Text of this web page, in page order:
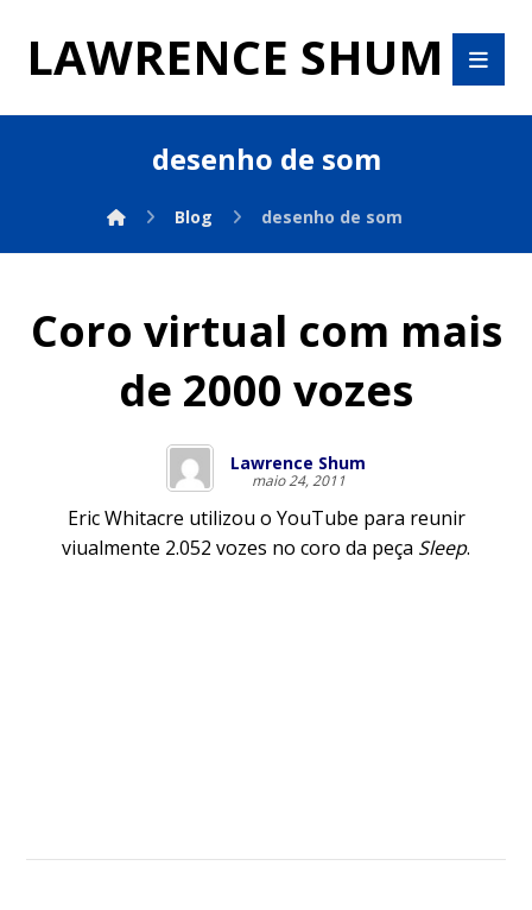
LAWRENCE SHUM
desenho de som
Blog desenho de som
Coro virtual com mais
de 2000 vozes
Lawrence Shum
maio 24, 2011
Eric Whitacre utilizou o YouTube para reunir
viualmente 2.052 vozes no coro da peça Sleep.